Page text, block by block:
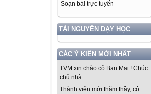
Soạn bài trực tuyến
TÀI NGUYÊN DẠY HỌC
CÁC Ý KIẾN MỚI NHẤT
TVM xin chào cô Ban Mai ! Chúc
chủ nhà...
Thành viên mới thăm thầy, cô.